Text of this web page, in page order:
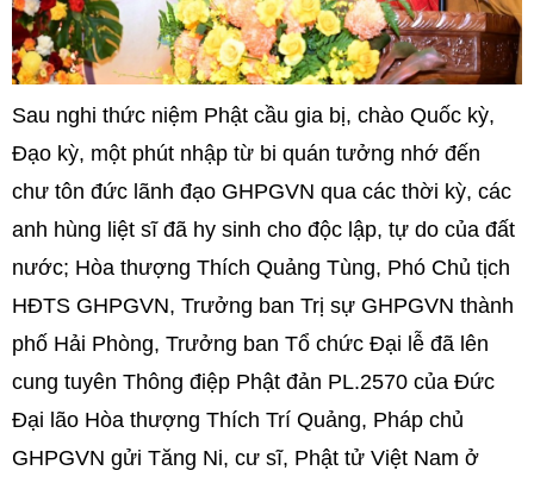
Sau nghi thức niệm Phật cầu gia bị, chào Quốc kỳ,
Đạo kỳ, một phút nhập từ bi quán tưởng nhớ đến
chư tôn đức lãnh đạo GHPGVN qua các thời kỳ, các
anh hùng liệt sĩ đã hy sinh cho độc lập, tự do của đất
nước; Hòa thượng Thích Quảng Tùng, Phó Chủ tịch
HĐTS GHPGVN, Trưởng ban Trị sự GHPGVN thành
phố Hải Phòng, Trưởng ban Tổ chức Đại lễ đã lên
cung tuyên Thông điệp Phật đản PL.2570 của Đức
Đại lão Hòa thượng Thích Trí Quảng, Pháp chủ
GHPGVN gửi Tăng Ni, cư sĩ, Phật tử Việt Nam ở